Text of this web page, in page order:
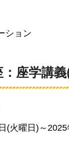
ション
：座学講
(火曜日)～